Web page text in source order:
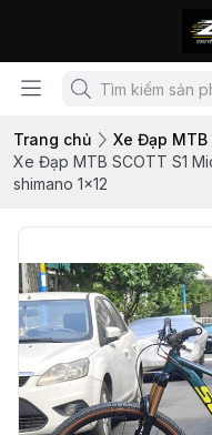
Trang chủ
Xe Đạp MTB
Xe Đạp MTB SCOTT S1
shimano 1x12